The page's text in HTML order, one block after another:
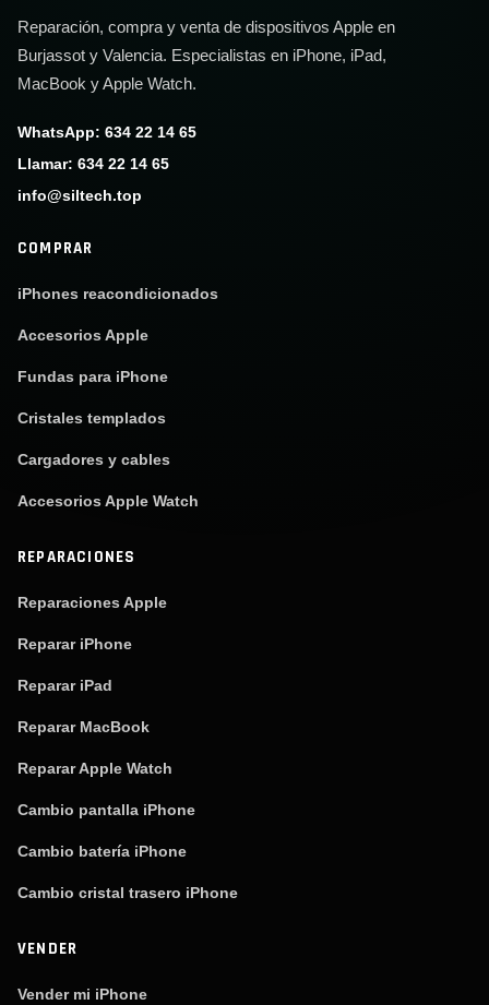
Reparación, compra y venta de dispositivos Apple en
Burjassot y Valencia. Especialistas en iPhone, iPad,
MacBook y Apple Watch.
WhatsApp: 634 22 14 65
Llamar: 634 22 14 65
info@siltech.top
COMPRAR
iPhones reacondicionados
Accesorios Apple
Fundas para iPhone
Cristales templados
Cargadores y cables
Accesorios Apple Watch
REPARACIONES
Reparaciones Apple
Reparar iPhone
Reparar iPad
Reparar MacBook
Reparar Apple Watch
Cambio pantalla iPhone
Cambio batería iPhone
Cambio cristal trasero iPhone
VENDER
Vender mi iPhone